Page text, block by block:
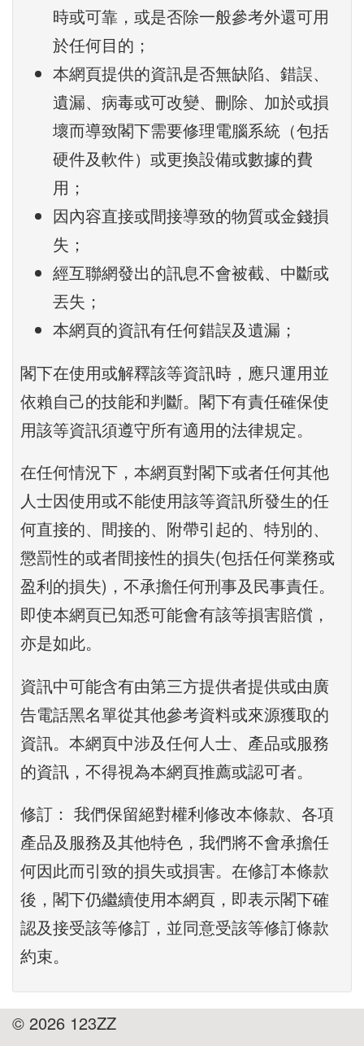
時或可靠，或是否除一般參考外還可用
於任何目的；
本網頁提供的資訊是否無缺陷、錯誤、
遺漏、病毒或可改變、刪除、加於或損
壞而導致閣下需要修理電腦系統（包括
硬件及軟件）或更換設備或數據的費
用；
因內容直接或間接導致的物質或金錢損
失；
經互聯網發出的訊息不會被截、中斷或
丟失；
本網頁的資訊有任何錯誤及遺漏；
閣下在使用或解釋該等資訊時，應只運用並
依賴自己的技能和判斷。閣下有責任確保使
用該等資訊須遵守所有適用的法律規定。
在任何情況下，本網頁對閣下或者任何其他
人士因使用或不能使用該等資訊所發生的任
何直接的、間接的、附帶引起的、特別的、
懲罰性的或者間接性的損失(包括任何業務或
盈利的損失)，不承擔任何刑事及民事責任。
即使本網頁已知悉可能會有該等損害賠償，
亦是如此。
資訊中可能含有由第三方提供者提供或由廣
告電話黑名單從其他參考資料或來源獲取的
資訊。本網頁中涉及任何人士、產品或服務
的資訊，不得視為本網頁推薦或認可者。
修訂： 我們保留絕對權利修改本條款、各項
產品及服務及其他特色，我們將不會承擔任
何因此而引致的損失或損害。在修訂本條款
後，閣下仍繼續使用本網頁，即表示閣下確
認及接受該等修訂，並同意受該等修訂條款
約束。
© 2026 123ZZ